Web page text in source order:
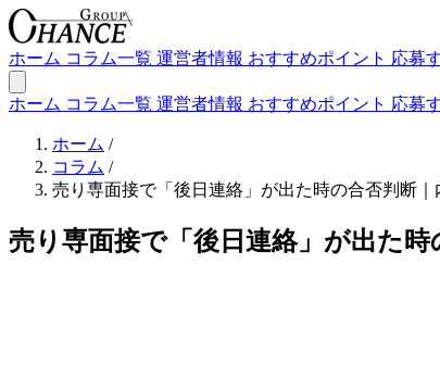
ホーム コラム一覧 運営者情報 おすすめポイント 応募
ホーム コラム一覧 運営者情報 おすすめポイント 応募
ホーム /
コラム /
売り専面接で「後日連絡」が出た時の合否判断
売り専面接で「後日連絡」が出た時